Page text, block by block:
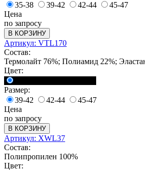
35-38
39-42 42-44
45-47
Цена
по запросу
В КОРЗИНУ
Артикул: VTL170
Состав:
Термолайт 76%; Полиамид 22%;
Цвет:
Размер:
39-42
42-44
45-47
Цена
по запросу
В КОРЗИНУ
Артикул: XWL37
Состав:
Полипропилен 100%
Цвет: